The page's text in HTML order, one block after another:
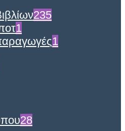
235
1
1
28